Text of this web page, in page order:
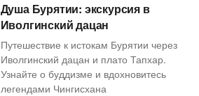
Душа Бурятии: экскурсия в
Иволгинский дацан
Путешествие к истокам Бурятии через
Иволгинский дацан и плато Тапхар.
Узнайте о буддизме и вдохновитесь
легендами Чингисхана